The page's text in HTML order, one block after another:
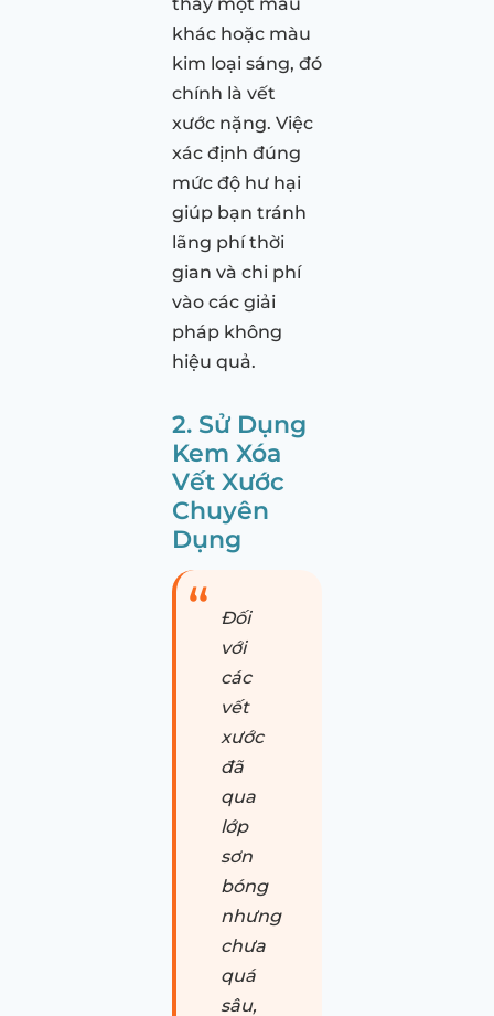
khác hoặc màu
kim loại sáng, đó
chính là vết
xước nặng. Việc
xác định đúng
mức độ hư hại
giúp bạn tránh
lãng phí thời
gian và chi phí
vào các giải
pháp không
hiệu quả.
2. Sử Dụng
Kem Xóa
Vết Xước
Chuyên
Dụng
Đối
với
các
vết
xước
đã
qua
lớp
sơn
bóng
nhưng
chưa
quá
sâu,